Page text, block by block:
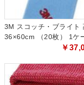
3M スコッチ・ブライト
36×60cm （20枚） 1ケ
￥